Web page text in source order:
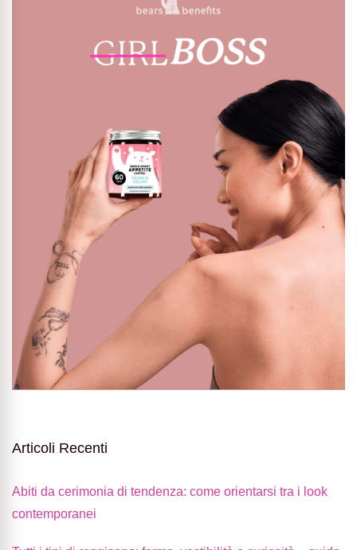
Articoli Recenti
Abiti da cerimonia di tendenza: come orientarsi tra i look
contemporanei